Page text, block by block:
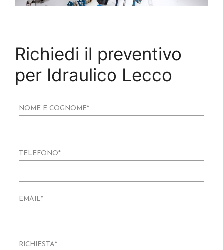
Richiedi il preventivo
per Idraulico Lecco
NOME E COGNOME*
TELEFONO*
EMAIL*
RICHIESTA*